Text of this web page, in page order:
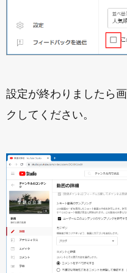
設定が終わりましたら
クしてください。